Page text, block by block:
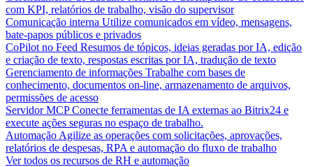
com KPI, relatórios de trabalho, visão do supervisor
Comunicação interna Utilize comunicados em vídeo, mensagens,
bate-papos públicos e privados
CoPilot no Feed Resumos de tópicos, ideias geradas por IA, edição
e criação de texto, respostas escritas por IA, tradução de texto
Gerenciamento de informações Trabalhe com bases de
conhecimento, documentos on-line, armazenamento de arquivos,
permissões de acesso
Servidor MCP Conecte ferramentas de IA externas ao Bitrix24 e
execute ações seguras no espaço de trabalho.
Automação Agilize as operações com solicitações, aprovações,
relatórios de despesas, RPA e automação do fluxo de trabalho
Ver todos os recursos de RH e automação